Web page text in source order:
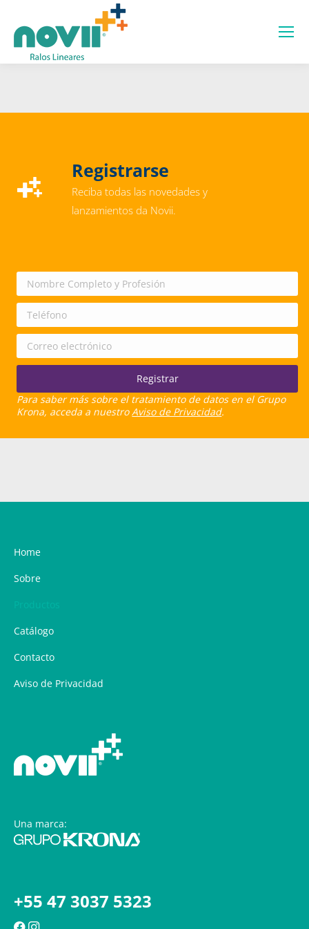
Registrarse
Reciba todas las novedades y
lanzamientos da Novii.
Para saber más sobre el tratamiento de datos en el Grupo
Krona, acceda a nuestroAviso de Privacidad.
Home
Sobre
Catálogo
Contacto
Aviso de Privacidad
Una marca:
+55 47 3037 5323